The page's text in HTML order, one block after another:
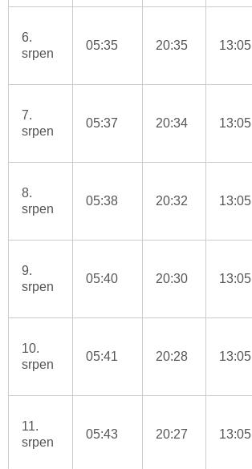
6.
srpen
05:35 20:35 13:05
7.
srpen
05:37 20:34 13:05
8.
srpen
05:38 20:32 13:05
9.
srpen
05:40 20:30 13:05
10.
srpen
05:41 20:28 13:05
11.
srpen
05:43 20:27 13:05